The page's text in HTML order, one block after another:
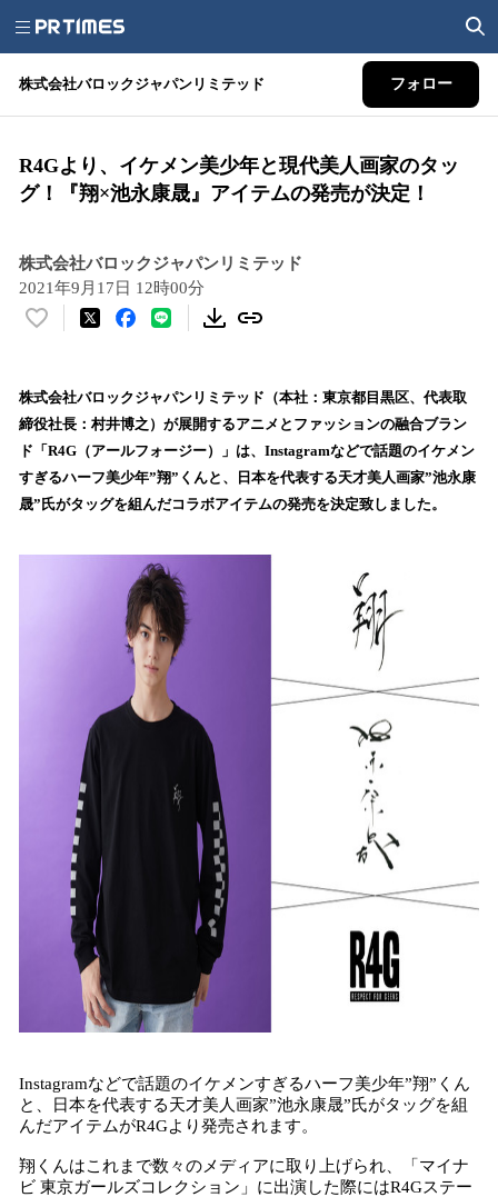
株式会社バロックジャパンリミテッド フォロー
R4Gより、イケメン美少年と現代美人画家のタッ
グ！『翔×池永康晟』アイテムの発売が決定！
株式会社バロックジャパンリミテッド
2021年9月17日 12時00分
い
！
数
を
読
み
込
株式会社バロックジャパンリミテッド（本社：東京都目黒区、代表取
締役社長：村井博之）が展開するアニメとファッションの融合ブラン
ド「R4G（アールフォージー）」は、Instagramなどで話題のイケメン
すぎるハーフ美少年”翔”くんと、日本を代表する天才美人画家”池永康
晟”氏がタッグを組んだコラボアイテムの発売を決定致しました。
Instagramなどで話題のイケメンすぎるハーフ美少年”翔”くん
と、日本を代表する天才美人画家”池永康晟”氏がタッグを組
んだアイテムがR4Gより発売されます。
翔くんはこれまで数々のメディアに取り上げられ、「マイナ
ビ 東京ガールズコレクション」に出演した際にはR4Gステー